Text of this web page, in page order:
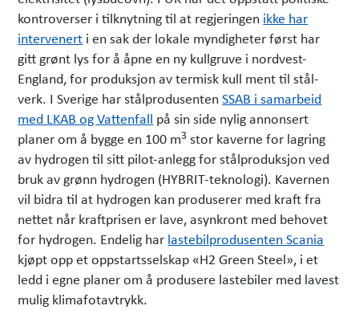
kontroverser i til­knytning til at regjeringen ikke har
intervenert i en sak der lokale myndigheter først har
gitt grønt lys for å åpne en ny kullgruve i nordvest-
England, for produksjon av termisk kull ment til stål­
verk. I Sverige har stål­produsentenSSAB i samarbeid
med LKAB og Vattenfall på sin side nylig annonsert
planer om å bygge en 100 m3 stor kaverne for lagring
av hydrogen til sitt pilot-anlegg for stålproduksjon ved
bruk av grønn hydrogen (HYBRIT-teknologi). Kavernen
vil bidra til at hydrogen kan produserer med kraft fra
nettet når kraftprisen er lave, asynkront med behovet
for hydrogen. Endelig har lastebilprodusenten Scania
kjøpt opp et oppstarts­selskap «H2 Green Steel», i et
ledd i egne planer om å produsere lastebiler med lavest
mulig klimafotavtrykk.